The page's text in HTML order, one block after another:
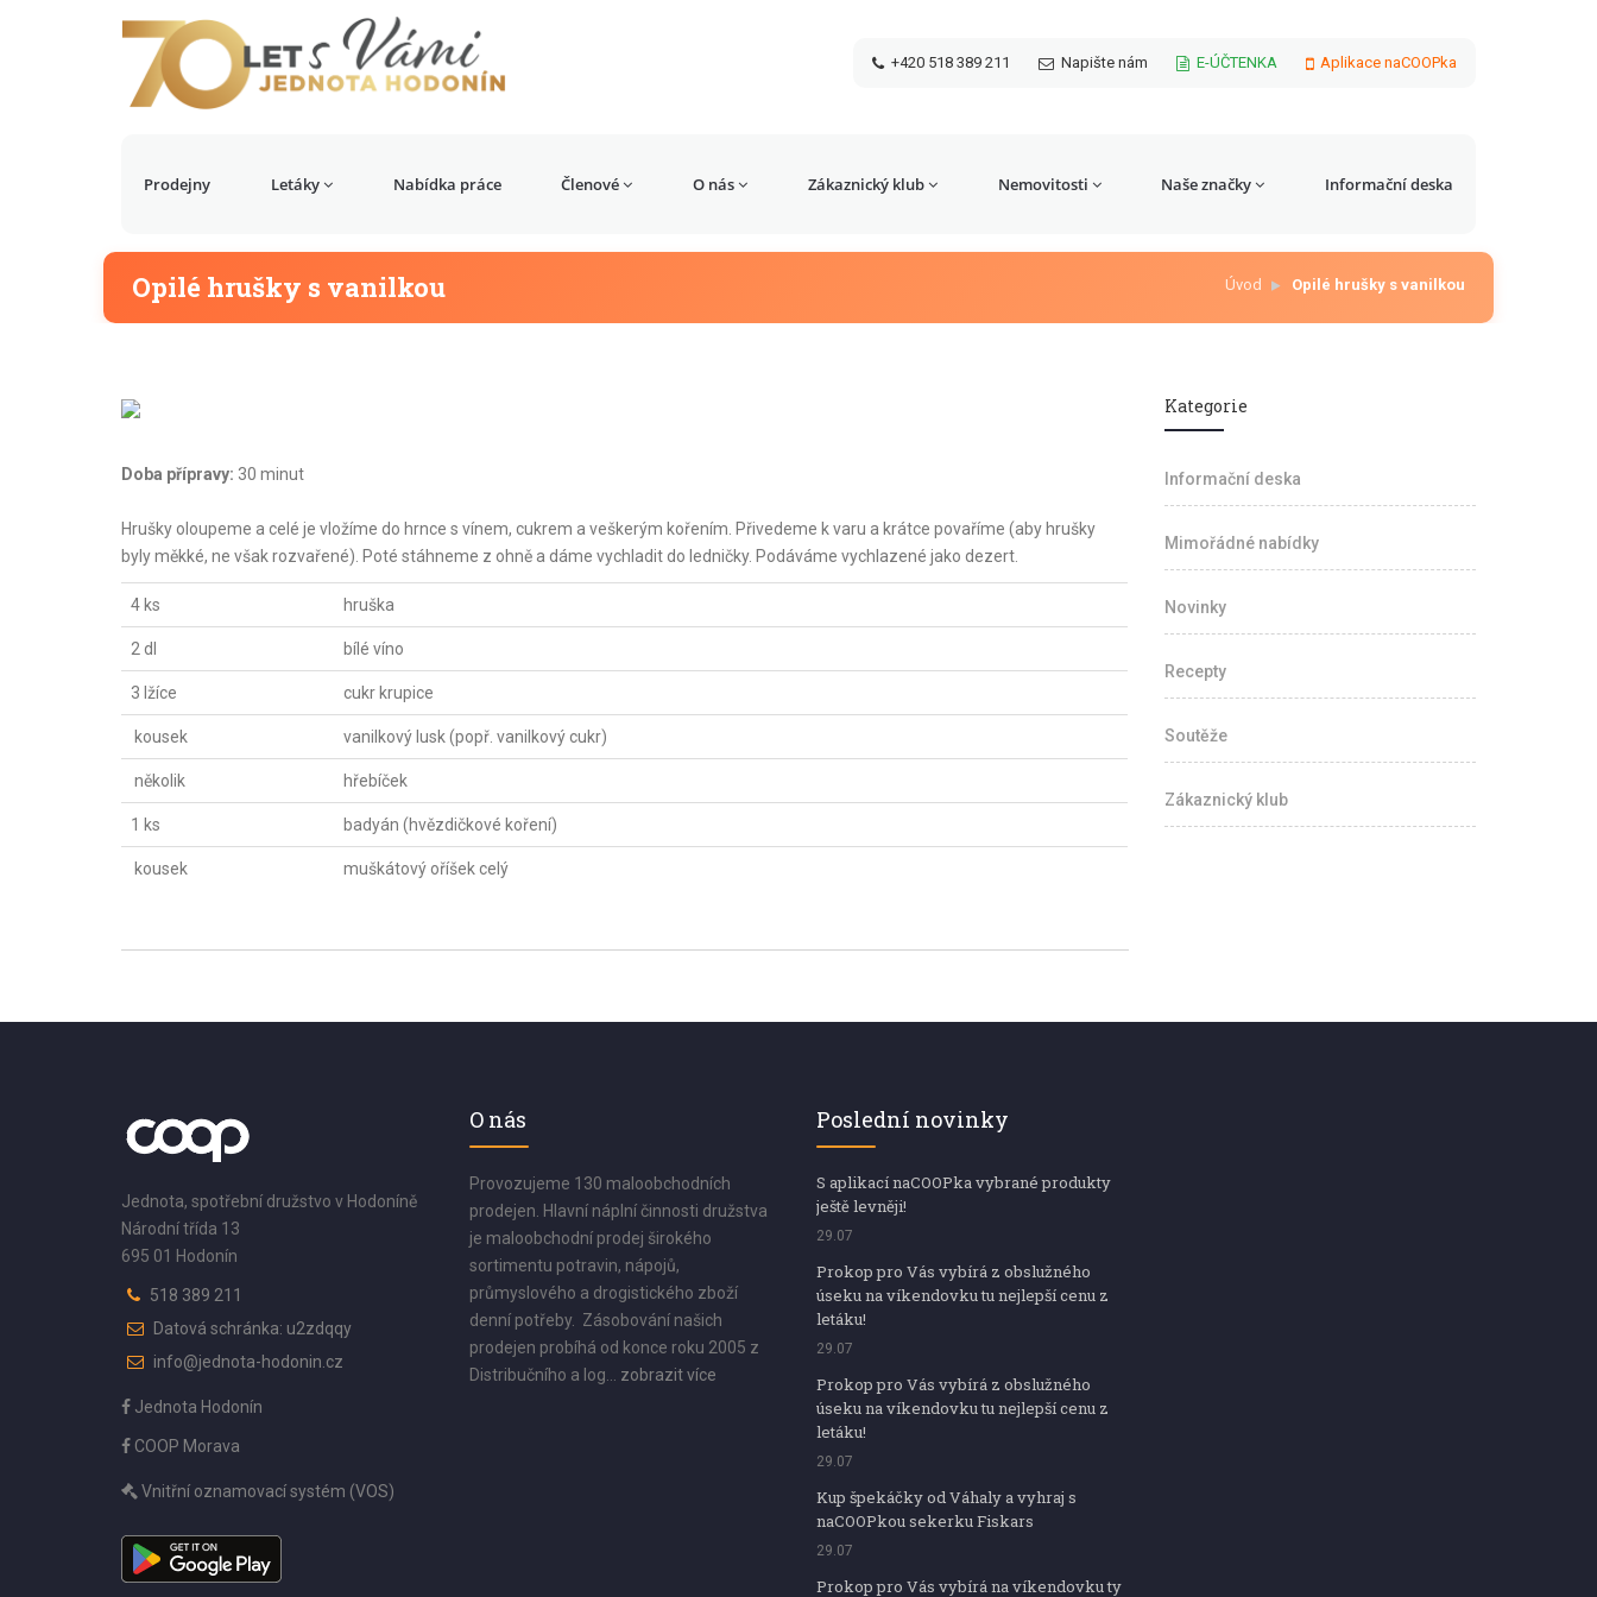
+420 518 389 211 Napište nám E-ÚČTENKA Aplikace naCOOPka
Prodejny Letáky Nabídka práce Členové O nás Zákaznický klub Nemovitosti Naše značky Informační deska
Opilé hrušky s vanilkou Úvod Opilé hrušky s vanilkou
Doba přípravy: 30 minut
Hrušky oloupeme a celé je vložíme do hrnce s vínem, cukrem a veškerým kořením. Přivedeme k varu a krátce povaříme (aby hrušky
byly měkké, ne však rozvařené). Poté stáhneme z ohně a dáme vychladit do ledničky. Podáváme vychlazené jako dezert.
4 ks hruška
2 dl bílé víno
3 lžíce cukr krupice
kousek vanilkový lusk (popř. vanilkový cukr)
několik hřebíček
1 ks badyán (hvězdičkové koření)
kousek muškátový oříšek celý
Kategorie
Informační deska
Mimořádné nabídky
Novinky
Recepty
Soutěže
Zákaznický klub
Jednota, spotřební družstvo v Hodoníně
Národní třída 13
695 01 Hodonín
518 389 211
Datová schránka: u2zdqqy
info@jednota-hodonin.cz
Jednota Hodonín
COOP Morava
Vnitřní oznamovací systém (VOS)
O nás
Provozujeme 130 maloobchodních
prodejen. Hlavní náplní činnosti družstva
je maloobchodní prodej širokého
sortimentu potravin, nápojů,
průmyslového a drogistického zboží
denní potřeby. Zásobování našich
prodejen probíhá od konce roku 2005 z
Distribučního a log... zobrazit více
Poslední novinky
S aplikací naCOOPka vybrané produkty
ještě levněji!
29.07
Prokop pro Vás vybírá z obslužného
úseku na víkendovku tu nejlepší cenu z
letáku!
29.07
Prokop pro Vás vybírá z obslužného
úseku na víkendovku tu nejlepší cenu z
letáku!
29.07
Kup špekáčky od Váhaly a vyhraj s
naCOOPkou sekerku Fiskars
29.07
Prokop pro Vás vybírá na víkendovku ty